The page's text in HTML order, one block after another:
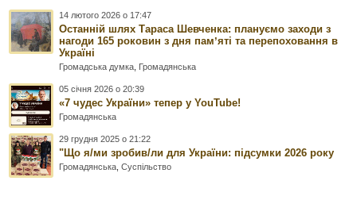
14 лютого 2026 о 17:47
Останній шлях Тараса Шевченка: плануємо заходи з
нагоди 165 роковин з дня памʼяті та перепоховання в
Україні
Громадська думка Громадянська
05 січня 2026 о 20:39
«7 чудес України» тепер у YouTube!
Громадянська
29 грудня 2025 о 21:22
"Що я/ми зробив/ли для України: підсумки 2026 року
Громадянська ,Суспільство